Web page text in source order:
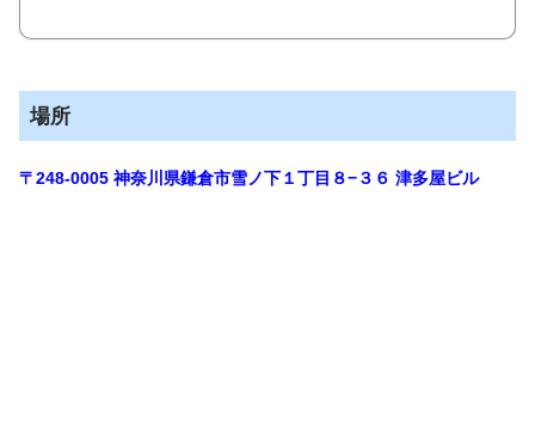
場所
〒248-0005 神奈川県鎌倉市雪ノ下１丁目８−３６ 津多屋ビル